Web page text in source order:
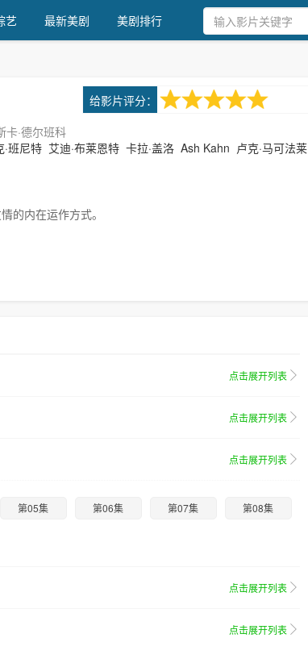
艺 最新美剧 美剧排行
给影片评分：
卡·德尔班科
·班尼特 艾迪·布莱恩特 卡拉·盖洛 Ash Kahn 卢克·马可法莱
的内在运作方式。
点击展开列表
点击展开列表
点击展开列表
第05集 第06集 第07集 第08集
点击展开列表
点击展开列表